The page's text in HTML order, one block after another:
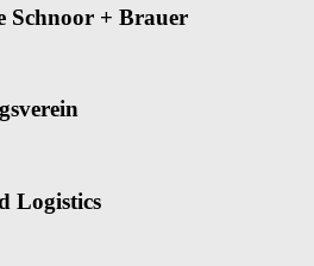
Schnoor + Brauer
Logistics